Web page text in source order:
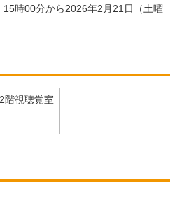
時00分から2026年2月21日（土曜
階視聴覚室